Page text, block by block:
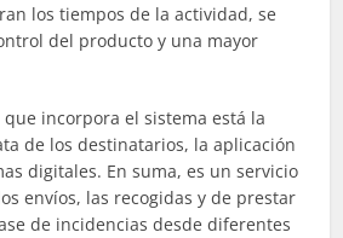
los tiempos de la actividad, se
del producto y una mayor
incorpora el sistema está la
de los destinatarios, la aplicación
digitales. En suma, es un servicio
envíos, las recogidas y de prestar
de incidencias desde diferentes